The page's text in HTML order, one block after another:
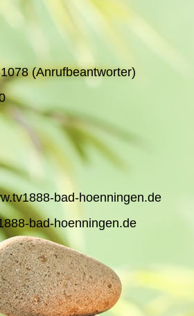
(Anrufbeantworter)
bad-hoenningen.de
bad-hoenningen.de